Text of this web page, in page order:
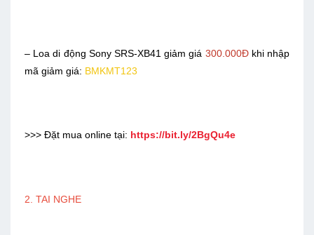
– Loa di động Sony SRS-XB41giảm giá 300.000Đkhi nhập
mã giảm giá: BMKMT123
>>> Đặt mua online tại: https://bit.ly/2BgQu4e
2. TAI NGHE